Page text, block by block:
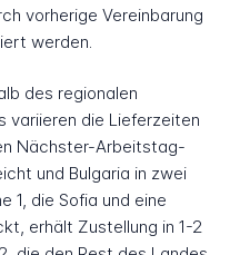
vorherige Vereinbarung
werden.
des regionalen
variieren die Lieferzeiten
Nächster-Arbeitstag-
und Bulgaria in zwei
1, die Sofia und eine
erhält Zustellung in 1-2